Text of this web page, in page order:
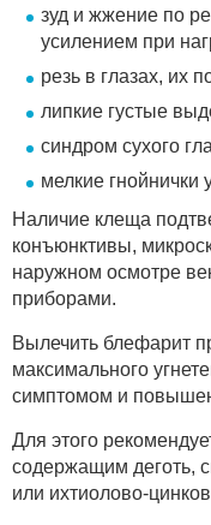
зуд и жжение по
усилением при
резь в глазах, их
липкие густые
синдром сухого
мелкие гнойнички
Наличие клеща
конъюнктивы,
наружном осмотре
приборами.
Вылечить блефарит
максимального
симптомом и
Для этого
содержащим деготь,
или ихтиолово-